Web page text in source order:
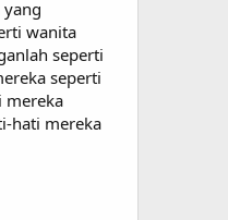
wanita
seperti
seperti
mereka
hati mereka